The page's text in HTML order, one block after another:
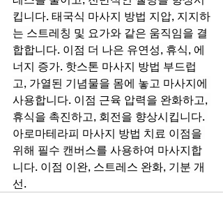
킵니다. 태국식 마사지 방법 지압, 지지하
는 스트레칭 및 요가와 같은 움직임을 결
합합니다. 이점 더 나은 유연성, 휴식, 에
너지 증가. 핫스톤 마사지 방법 부드럽
고, 가열된 기념물을 몸에 놓고 마사지에
사용합니다. 이점 근육 압력을 완화하고,
휴식을 촉진하고, 회전을 향상시킵니다.
아로마테라피 마사지 방법 치료 이점을
위해 필수 캔버스를 사용하여 마사지합
니다. 이점 이완, 스트레스 완화, 기분 개
선.